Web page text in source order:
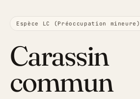
Espèce LC (Préoccupation mineure)
Carassin
commun